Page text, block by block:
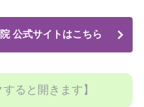
公式サイトはこちら
ると開きます】